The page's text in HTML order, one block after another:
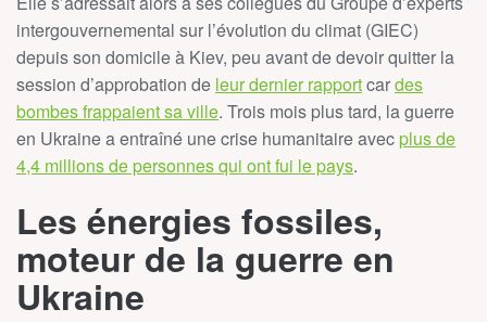
intergouvernemental sur l’évolution du climat (GIEC)
depuis son domicile à Kiev, peu avant de devoir quitter la
session d’approbation de leur dernier rapportcardes
bombes frappaient sa ville. Trois mois plus tard, la guerre
en Ukraine a entraîné une crise humanitaire avecplus de
4,4 millions de personnes qui ont fui le pays.
Les énergies fossiles,
moteur de la guerre en
Ukraine